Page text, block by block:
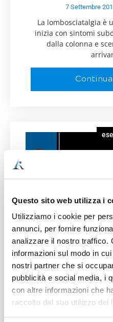
Questo sito web utilizza i
Utilizziamo i cookie per
annunci, per fornire
analizzare il nostro traffico.
informazioni sul modo in
nostri partner che si
pubblicità e social media, i
con altre informazioni che
raccolto dal suo utilizzo dei
7 Settembre
La lombosciatalgia è
inizia con sintomi
dalla colonna e
Dolore
cause,
24 Agosto 2017
In questo articolo
da sapere sul dolore